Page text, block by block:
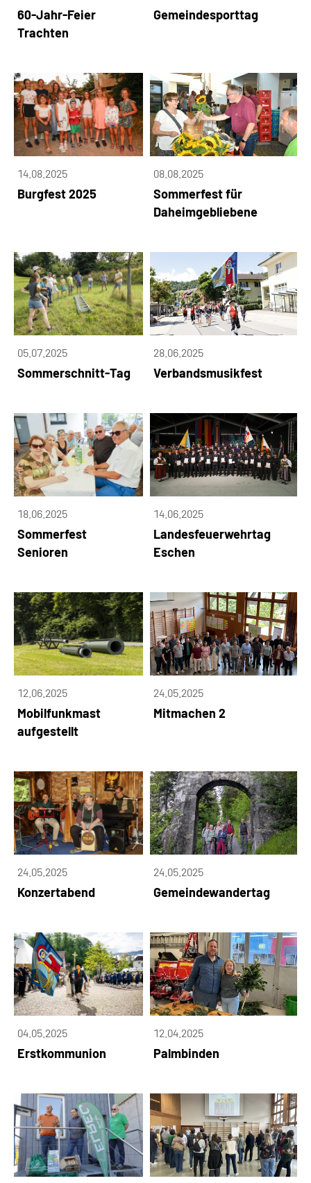
60-Jahr-Feier
Trachten
Gemeindesporttag
14.08.2025
Burgfest 2025
08.08.2025
Sommerfest für
Daheimgebliebene
05.07.2025
Sommerschnitt-Tag
28.06.2025
Verbandsmusikfest
18.06.2025
Sommerfest
Senioren
14.06.2025
Landesfeuerwehrtag
Eschen
12.06.2025
Mobilfunkmast
aufgestellt
24.05.2025
Mitmachen 2
24.05.2025
Konzertabend
24.05.2025
Gemeindewandertag
04.05.2025
Erstkommunion
12.04.2025
Palmbinden